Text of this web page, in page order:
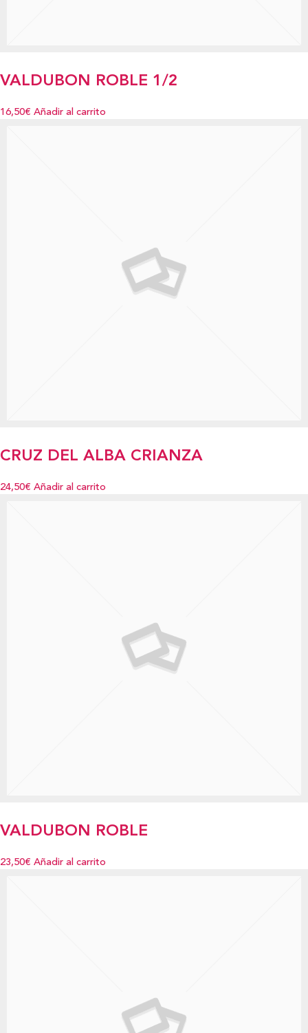
VALDUBON ROBLE 1/2
16,50€ Añadir al carrito
CRUZ DEL ALBA CRIANZA
24,50€ Añadir al carrito
VALDUBON ROBLE
23,50€ Añadir al carrito